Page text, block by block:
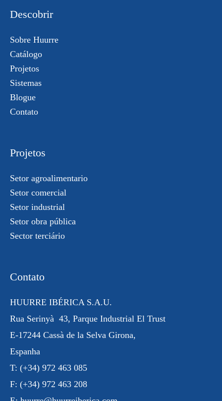
Descobrir
Sobre Huurre
Catálogo
Projetos
Sistemas
Blogue
Contato
Projetos
Setor agroalimentario
Setor comercial
Setor industrial
Setor obra pública
Sector terciário
Contato
HUURRE IBÉRICA S.A.U.
Rua Serinyà 43, Parque Industrial El Trust
E-17244 Cassà de la Selva Girona,
Espanha
T: (+34) 972 463 085
F: (+34) 972 463 208